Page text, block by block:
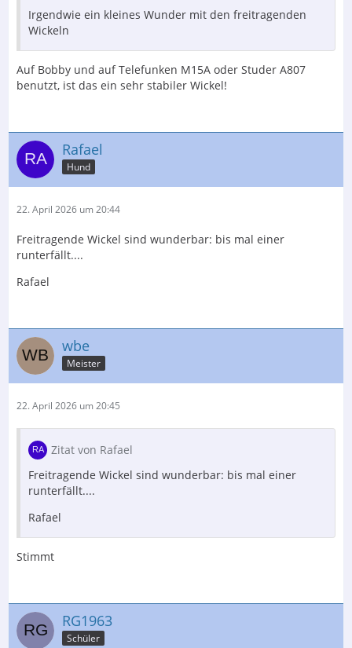
Irgendwie ein kleines Wunder mit den freitragenden
Wickeln
Auf Bobby und auf Telefunken M15A oder Studer A807
benutzt, ist das ein sehr stabiler Wickel!
Rafael
Hund
22. April 2026 um 20:44
Freitragende Wickel sind wunderbar: bis mal einer
runterfällt....
Rafael
wbe
Meister
22. April 2026 um 20:45
Zitat von Rafael
Freitragende Wickel sind wunderbar: bis mal einer
runterfällt....
Rafael
Stimmt
RG1963
Schüler